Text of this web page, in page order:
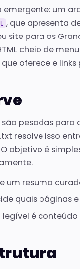
emergente: um
, que apresenta
site para os
cheio de
oferece e
pesadas
resolve isso
objetivo é
um resumo
quais páginas
é conteúdo